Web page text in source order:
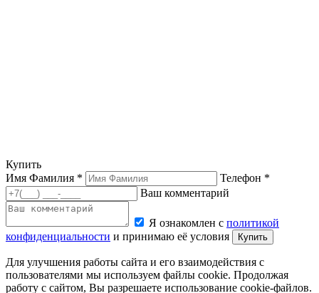
Купить
Имя Фамилия *
Телефон *
Ваш комментарий
Я ознакомлен с политикой
конфиденциальности и принимаю её условия Купить
Для улучшения работы сайта и его взаимодействия с
пользователями мы используем файлы cookie. Продолжая
работу с сайтом, Вы разрешаете использование cookie-файлов.